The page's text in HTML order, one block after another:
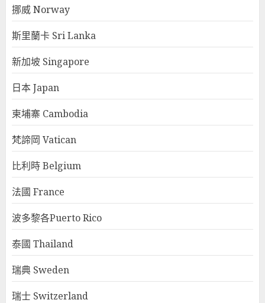
挪威 Norway
斯里蘭卡 Sri Lanka
新加坡 Singapore
日本 Japan
柬埔寨 Cambodia
梵諦岡 Vatican
比利時 Belgium
法國 France
波多黎各Puerto Rico
泰國 Thailand
瑞典 Sweden
瑞士 Switzerland